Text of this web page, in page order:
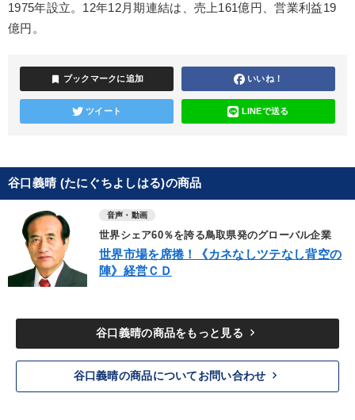
1975年設立。12年12月期連結は、売上161億円、営業利益19
億円。
bookmark ブックマークに追加 いいね！
ツイート LINEで送る
谷口義晴 (たにぐちよしはる)の商品
音声・動画
世界シェア60％を誇る鳥取県発のグローバル企業
世界市場を席捲！《カネなしツテなし背空の
陣》経営ＣＤ
谷口義晴の商品をもっと見る keyboard_arrow_right
谷口義晴の商品についてお問い合わせ keyboard_arrow_right